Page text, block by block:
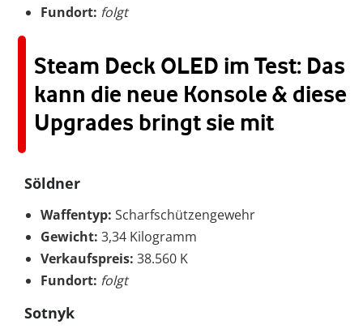
Fundort: folgt
Steam Deck OLED im Test: Das
kann die neue Konsole & diese
Upgrades bringt sie mit
Söldner
Waffentyp: Scharfschützengewehr
Gewicht: 3,34 Kilogramm
Verkaufspreis: 38.560 K
Fundort: folgt
Sotnyk